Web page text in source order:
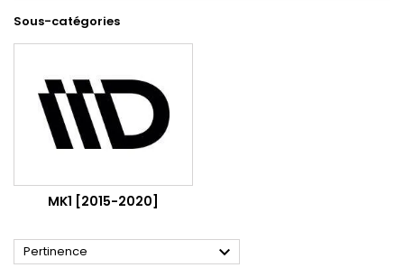
Sous-catégories
MK1 [2015-2020]
Pertinence 